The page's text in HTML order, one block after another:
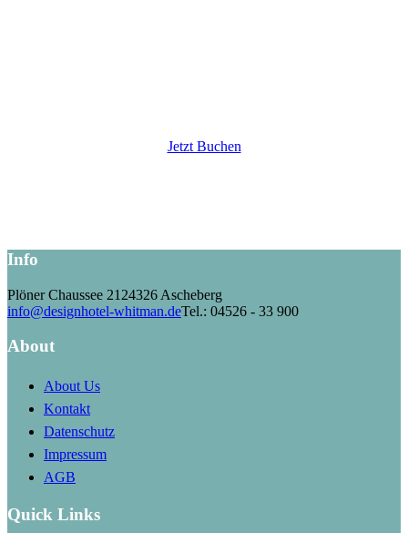
Jetzt Buchen
Info
Plöner Chaussee 21 24326 Ascheberg
info@designhotel-whitman.deTel.: 04526 - 33 900
About
About Us
Kontakt
Datenschutz
Impressum
AGB
Quick Links